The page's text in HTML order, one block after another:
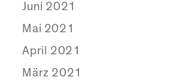
Juni 2021
Mai 2021
April 2021
März 2021